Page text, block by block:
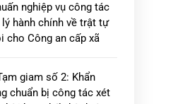
nghiệp vụ công tác
hành chính về trật tự
cho Công an cấp xã
giam số 2: Khẩn
chuẩn bị công tác xét